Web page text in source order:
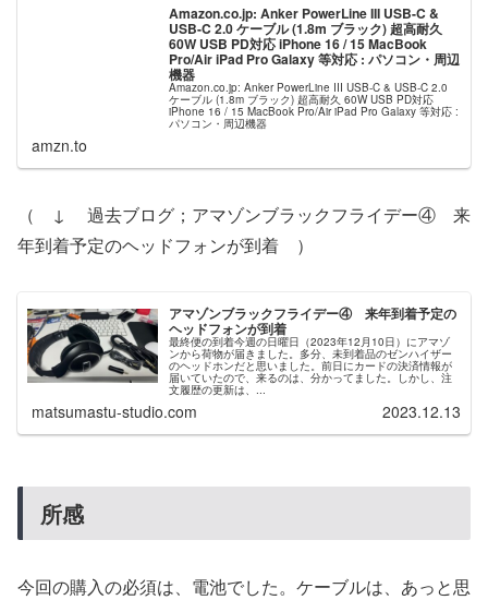
Amazon.co.jp: Anker PowerLine III USB-C &
USB-C 2.0 ケーブル (1.8m ブラック) 超高耐久
60W USB PD対応 iPhone 16 / 15 MacBook
Pro/Air iPad Pro Galaxy 等対応 : パソコン・周辺
機器
Amazon.co.jp: Anker PowerLine III USB-C & USB-C 2.0
ケーブル (1.8m ブラック) 超高耐久 60W USB PD対応
iPhone 16 / 15 MacBook Pro/Air iPad Pro Galaxy 等対応 :
パソコン・周辺機器
amzn.to
（ ↓ 過去ブログ；アマゾンブラックフライデー④ 来
年到着予定のヘッドフォンが到着 ）
アマゾンブラックフライデー④ 来年到着予定の
ヘッドフォンが到着
最終便の到着今週の日曜日（2023年12月10日）にアマゾ
ンから荷物が届きました。多分、未到着品のゼンハイザー
のヘッドホンだと思いました。前日にカードの決済情報が
届いていたので、来るのは、分かってました。しかし、注
文履歴の更新は、...
matsumastu-studio.com 2023.12.13
所感
今回の購入の必須は、電池でした。ケーブルは、あっと思